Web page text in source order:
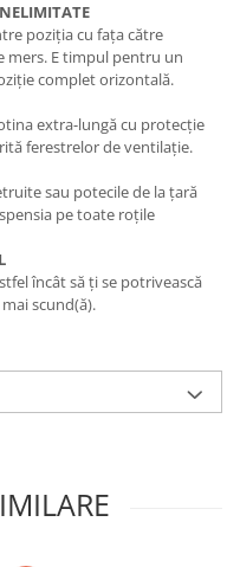
poziția cu fața către
mers. E timpul pentru un
complet orizontală.
extra-lungă cu protecție
ferestrelor de ventilație.
sau potecile de la țară
pe toate roțile
încât să ți se potrivească
scund(ă).